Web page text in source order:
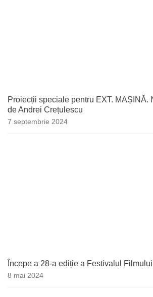
Proiecții speciale pentru EXT. MAȘINĂ.
de Andrei Crețulescu
7 septembrie 2024
Începe a 28-a ediție a Festivalul
8 mai 2024